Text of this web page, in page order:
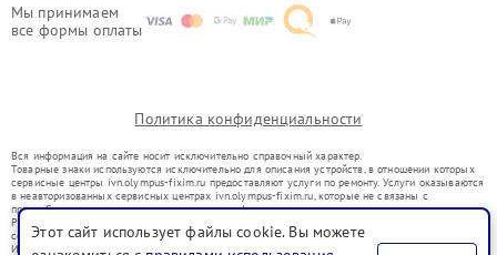
Мы принимаем
все формы оплаты
Политика конфиденциальности
Вся информация на сайте носит исключительно справочный характер.
Товарные знаки используются исключительно для описания устройств, в отношении которых
сервисные центры ivn.olympus-fixim.ru предоставляют услуги по ремонту. Услуги оказываются
в неавторизованных сервисных центрах ivn.olympus-fixim.ru, которые не связаны с
правообладателями товарных знаков или их официальными представителями.
Ремонт осуществляется для устройств, уже введенных в гражданский оборот в соответствии
со статьей 1487 ГК РФ.
Использование товарных знаков не преследует цели индивидуализации услуг или введения
Этот сайт использует файлы cookie. Вы можете